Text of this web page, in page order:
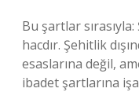
Bu şartlar
hacdır. Şehitlik
esaslarına değil,
ibadet şartlarına